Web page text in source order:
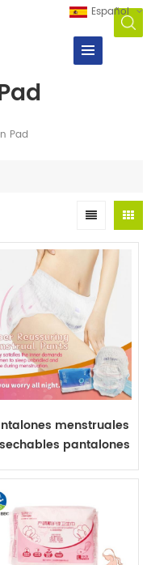
Español
Pad
menstruales
pantalones
mujer